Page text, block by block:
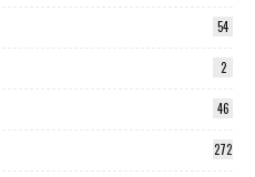
54
2
46
272